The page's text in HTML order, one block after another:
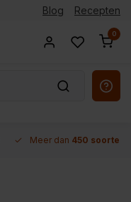
Blog Recepten
0
Meer dan 450 soorten